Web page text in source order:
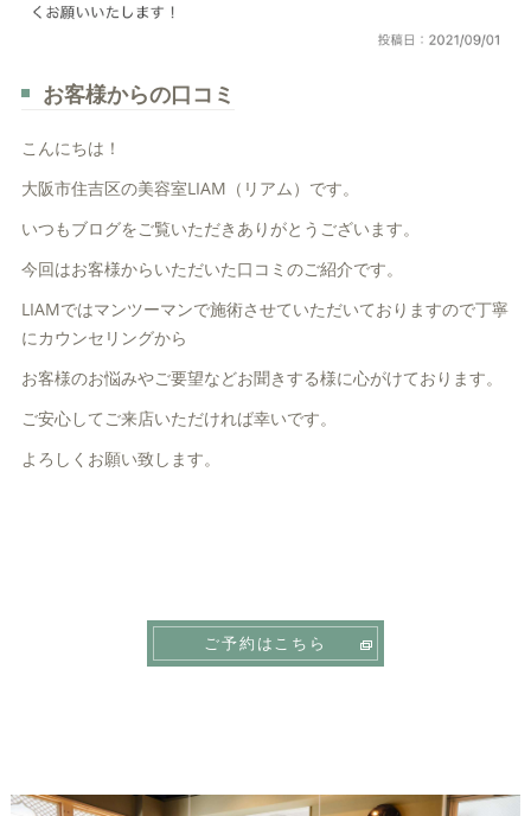
お客様からの口コミ
こんにちは！
大阪市住吉区の美容室LIAM（リアム）です。
いつもブログをご覧いただきありがとうございます。
今回はお客様からいただいた口コミのご紹介です。
LIAMではマンツーマンで施術させていただいておりますので丁寧
にカウンセリングから
お客様のお悩みやご要望などお聞きする様に心がけております。
ご安心してご来店いただければ幸いです。
よろしくお願い致します。
ご予約はこちら